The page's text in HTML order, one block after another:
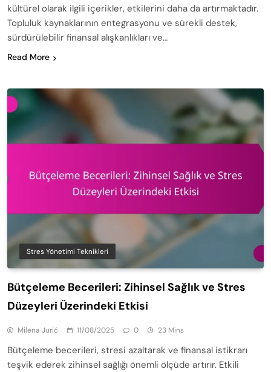
kültürel olarak ilgili içerikler, etkilerini daha da artırmaktadır.
Topluluk kaynaklarının entegrasyonu ve sürekli destek,
sürdürülebilir finansal alışkanlıkları ve…
Read More
Stres Yönetimi Teknikleri
Bütçeleme Becerileri: Zihinsel Sağlık ve Stres
Düzeyleri Üzerindeki Etkisi
Milena Jurić 11/08/2025 0 23 Mins
Bütçeleme becerileri, stresi azaltarak ve finansal istikrarı
teşvik ederek zihinsel sağlığı önemli ölçüde artırır. Etkili